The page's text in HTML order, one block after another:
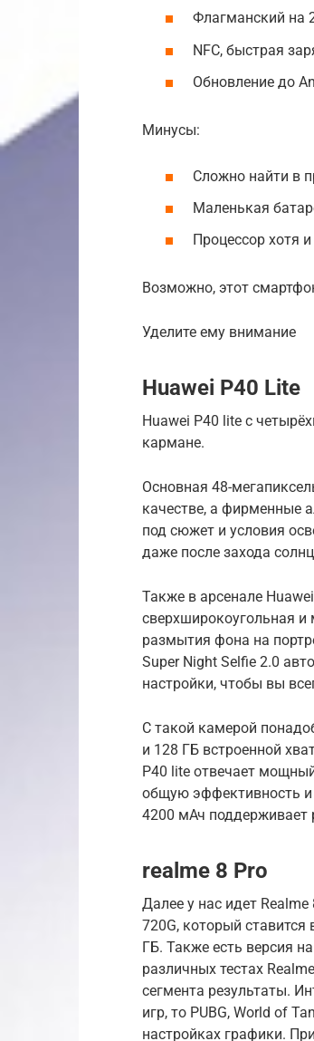
Флагманский на
NFC, быстрая
Обновление до
Минусы:
Сложно найти в
Маленькая
Процессор хотя
Возможно, этот
Уделите ему внимание
Huawei P40 Lite
Huawei P40 lite с
кармане.
Основная 48-
качестве, а фирменные
под сюжет и условия
даже после захода
Также в арсенале
сверхширокоугольная
размытия фона на
Super Night Selfie 2.0
настройки, чтобы вы
С такой камерой
и 128 ГБ встроенной
P40 lite отвечает
общую эффективность и
4200 мАч поддерживает
realme 8 Pro
Далее у нас идет
720G, который
ГБ. Также есть версия
различных тестах
сегмента результаты.
игр, то PUBG, World of
настройках графики.